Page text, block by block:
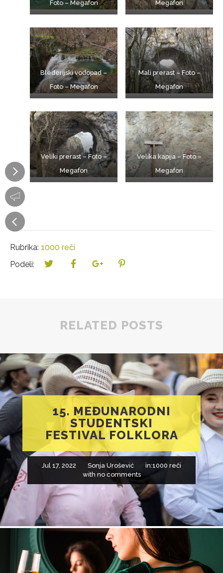
Foto – Megafon Megafon
Blederijski vodopad –
Foto – Megafon
Mali prerast – Foto –
Megafon
Veliki prerast – Foto –
Megafon
Velika kapija – Foto –
Megafon
Rubrika: 1000 reči
Podeli:
RELATED POSTS
15. MEĐUNARODNI
STUDENTSKI
FESTIVAL FOLKLORA
Jul 17, 2022 Sonja Urošević in:1000 reči
with no comments